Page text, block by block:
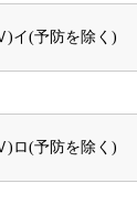
イ(予防を除く)
ロ(予防を除く)